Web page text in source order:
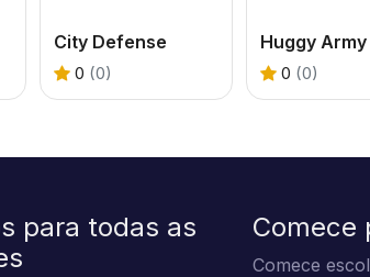
City Defense
0 (0) 0 (0)
para todas as
Comece
Comece